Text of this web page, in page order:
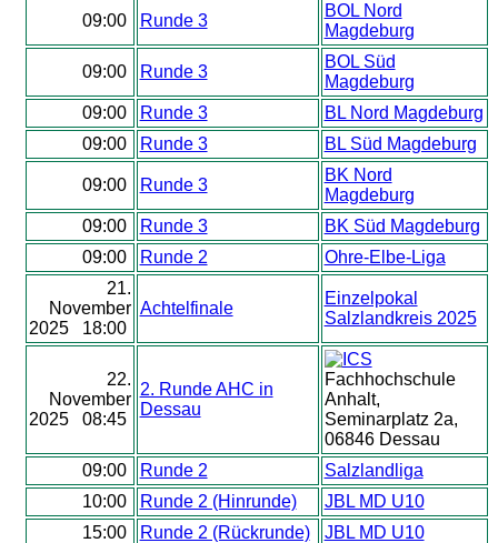
09:00 Runde 3
BOL Nord
Magdeburg
09:00 Runde 3
BOL Süd
Magdeburg
09:00
Runde 3
BL Nord Magdeburg
09:00
Runde 3 BL Süd Magdeburg
09:00 Runde 3
BK Nord
Magdeburg
09:00
Runde 3
BK Süd Magdeburg
09:00
Runde 2
Ohre-Elbe-Liga
21.
November
2025 18:00
Achtelfinale
Einzelpokal
Salzlandkreis 2025
22.
November
2025 08:45
2. Runde AHC in
Dessau
Fachhochschule
Anhalt,
Seminarplatz 2a,
06846 Dessau
09:00
Runde 2
Salzlandliga
10:00
Runde 2 (Hinrunde)
JBL MD U10
15:00
Runde 2 (Rückrunde)
JBL MD U10